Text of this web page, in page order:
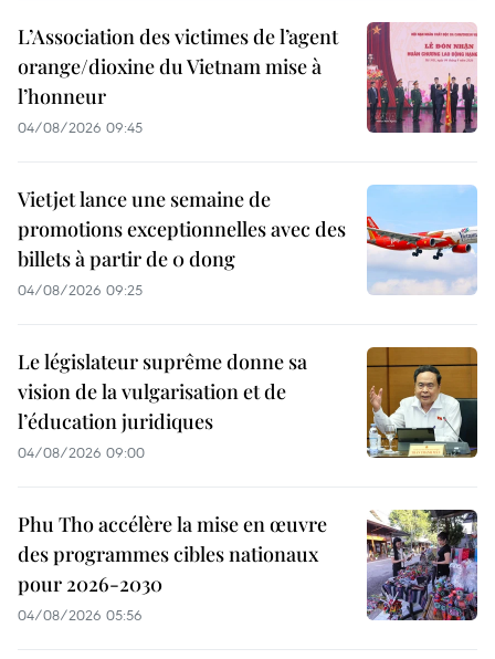
L’Association des victimes de l’agent
orange/dioxine du Vietnam mise à
l’honneur
04/08/2026 09:45
Vietjet lance une semaine de
promotions exceptionnelles avec des
billets à partir de 0 dong
04/08/2026 09:25
Le législateur suprême donne sa
vision de la vulgarisation et de
l’éducation juridiques
04/08/2026 09:00
Phu Tho accélère la mise en œuvre
des programmes cibles nationaux
pour 2026-2030
04/08/2026 05:56